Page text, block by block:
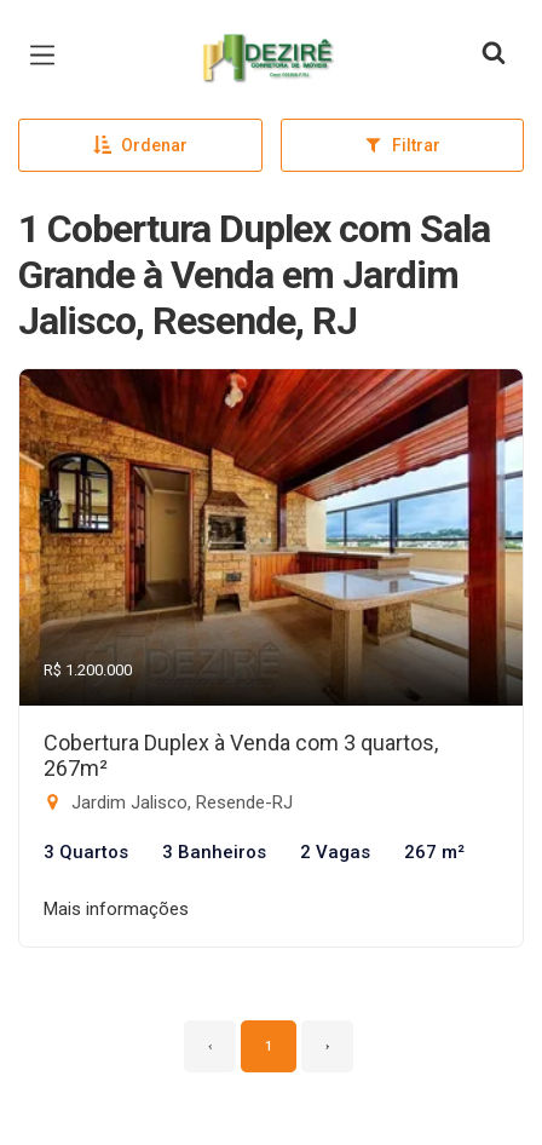
Página inicial
Ordenar Filtrar
1 Cobertura Duplex com Sala
Grande à Venda em Jardim
Jalisco, Resende, RJ
R$ 1.200.000
Cobertura Duplex à Venda com 3 quartos,
267m²
Jardim Jalisco, Resende-RJ
3 Quartos 3 Banheiros 2 Vagas 267 m²
Mais informações
‹ 1 ›